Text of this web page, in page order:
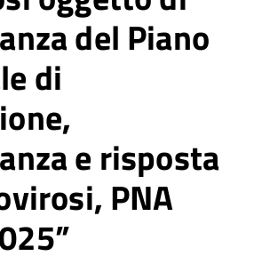
del Piano
di
e risposta
PNA